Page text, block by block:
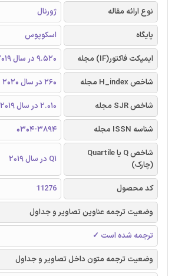
نوع ارائه مقاله
ژورنال
پایگاه
اسکوپوس
ایمپکت فاکتور(IF) مجله
9.520 در سال 2019
شاخص H_index مجله
260 در سال 2020
شاخص SJR مجله
2.010 در سال 2019
شناسه ISSN مجله
0304-3894
شاخص Q یا Quartile
(چارک)
Q1 در سال 2019
کد محصول
11276
وضعیت ترجمه عناوین تصاویر و جداول
ترجمه شده است ✓
وضعیت ترجمه متون داخل تصاویر و جداول